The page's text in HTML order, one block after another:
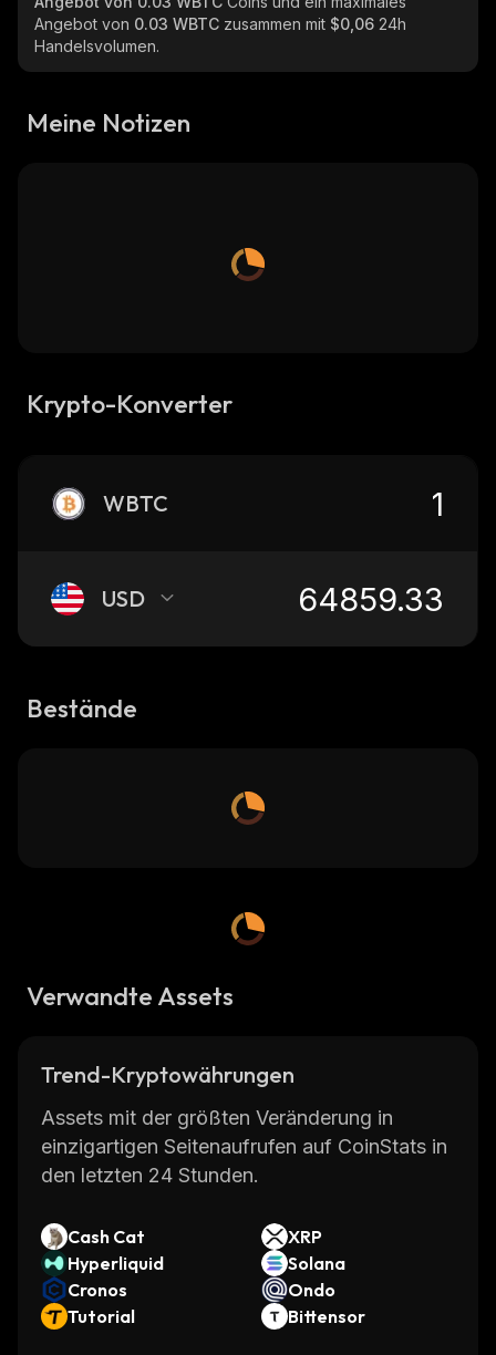
Angebot von 0.03 WBTC zusammen mit $0,06 24h
Handelsvolumen.
Meine Notizen
Krypto-Konverter
WBTC
USD
Bestände
Verwandte Assets
Trend-Kryptowährungen
Assets mit der größten Veränderung in
einzigartigen Seitenaufrufen auf CoinStats in
den letzten 24 Stunden.
Cash Cat
XRP
Hyperliquid
Solana
Cronos
Ondo
Tutorial
Bittensor